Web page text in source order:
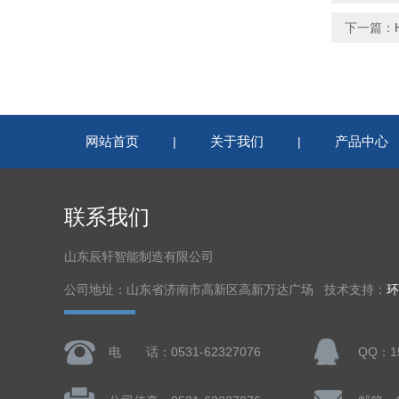
下一篇：
网站首页 | 关于我们 | 产品中心
联系我们
山东辰轩智能制造有限公司
公司地址：山东省济南市高新区高新万达广场 技术支持：
电 话：0531-62327076 QQ：